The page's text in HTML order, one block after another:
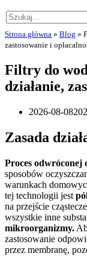
Szukaj...
Strona główna » Blog »
zastosowanie i
Filtry do
działanie,
2026-08-08
Zasada
Proces odwróconej
sposobów
warunkach
tej technologii jest
na przejście
wszystkie inne
mikroorganizmy.
zastosowanie
przez membranę,